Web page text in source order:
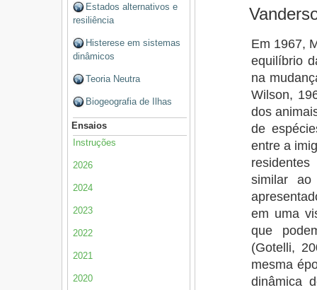
Estados alternativos e
resiliência
Histerese em sistemas
dinâmicos
Teoria Neutra
Biogeografia de Ilhas
Ensaios
Instruções
2026
2024
2023
2022
2021
2020
Em 1967,
equilíbrio
na
Wilson,
dos
de
entre a
similar ao
em uma
que
(Gotelli,
mesma
dinâmica